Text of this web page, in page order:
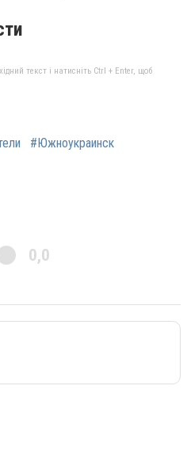
текст і натисніть Ctrl + Enter, щоб
#Южноукраинск
0,0